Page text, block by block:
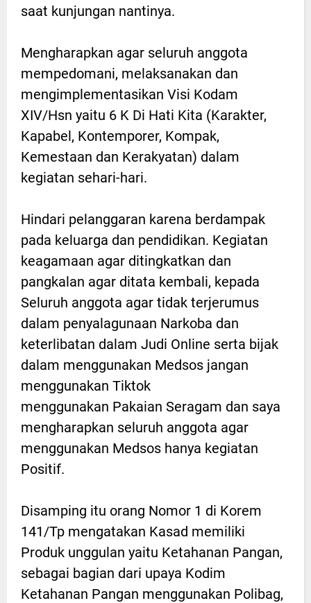
saat kunjungan nantinya.
Mengharapkan agar seluruh anggota
mempedomani, melaksanakan dan
mengimplementasikan Visi Kodam
XIV/Hsn yaitu 6 K Di Hati Kita (Karakter,
Kapabel, Kontemporer, Kompak,
Kemestaan dan Kerakyatan) dalam
kegiatan sehari-hari.
Hindari pelanggaran karena berdampak
pada keluarga dan pendidikan. Kegiatan
keagamaan agar ditingkatkan dan
pangkalan agar ditata kembali, kepada
Seluruh anggota agar tidak terjerumus
dalam penyalagunaan Narkoba dan
keterlibatan dalam Judi Online serta bijak
dalam menggunakan Medsos jangan
menggunakan Tiktok
menggunakan Pakaian Seragam dan saya
mengharapkan seluruh anggota agar
menggunakan Medsos hanya kegiatan
Positif.
Disamping itu orang Nomor 1 di Korem
141/Tp mengatakan Kasad memiliki
Produk unggulan yaitu Ketahanan Pangan,
sebagai bagian dari upaya Kodim
Ketahanan Pangan menggunakan Polibag,